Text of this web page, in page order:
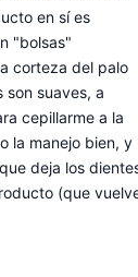
en sí es
"bolsas"
corteza del palo
son suaves, a
cepillarme a la
la manejo bien, y
deja los
(que